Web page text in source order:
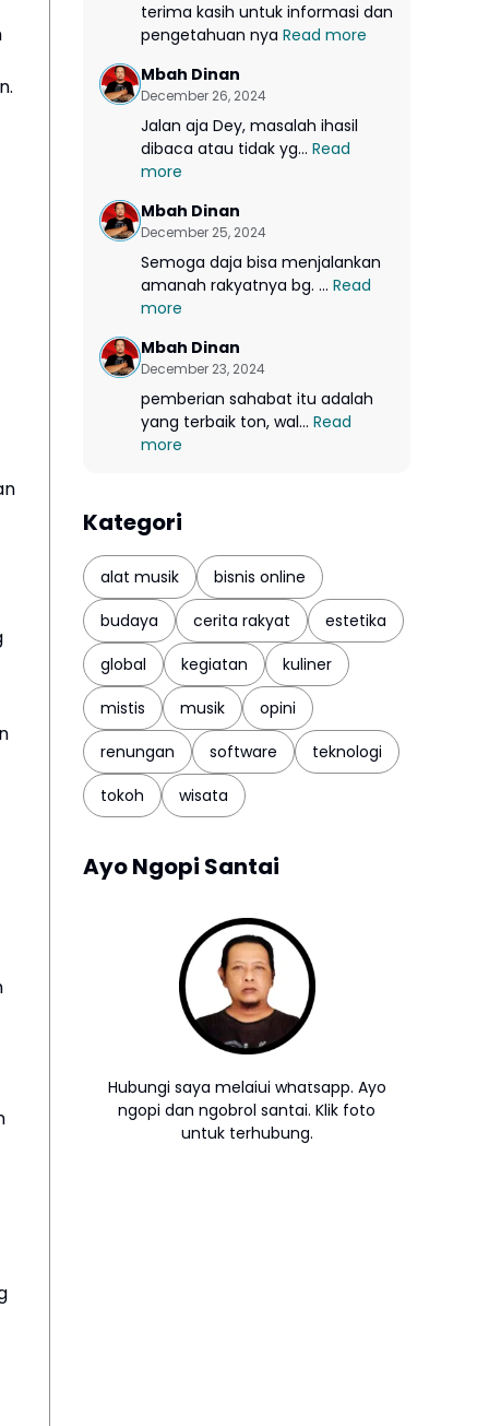
terima kasih untuk informasi dan
pengetahuan nya Read more
Mbah Dinan
December 26, 2024
Jalan aja Dey, masalah ihasil
dibaca atau tidak yg... Read
more
Mbah Dinan
December 25, 2024
Semoga daja bisa menjalankan
amanah rakyatnya bg. ... Read
more
Mbah Dinan
December 23, 2024
pemberian sahabat itu adalah
yang terbaik ton, wal... Read
more
Kategori
alat musik
bisnis online
budaya
cerita rakyat
estetika
global
kegiatan
kuliner
mistis
musik
opini
renungan
software
teknologi
tokoh
wisata
Ayo Ngopi Santai
Hubungi saya melalui whatsapp. Ayo
ngopi dan ngobrol santai. Klik foto
untuk terhubung.